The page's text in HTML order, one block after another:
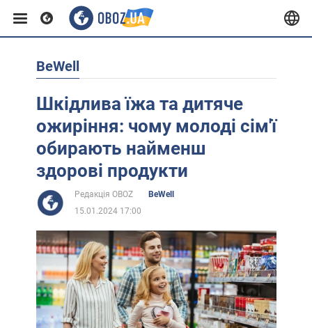
Європа
Африка
Життя
Лайфхаки
BeWell
Шкідлива їжа та дитяче
ожиріння: чому молоді сім'ї
обирають найменш
здорові продукти
Редакція OBOZ
BeWell
15.01.2024 17:00